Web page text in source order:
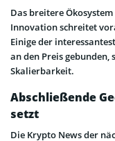
Das breitere
Innovation schreitet
Einige der
an den Preis
Skalierbarkeit.
Abschließende
setzt
Die Krypto News der